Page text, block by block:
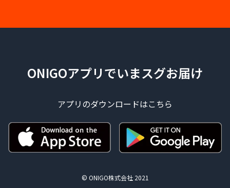
ONIGOアプリでいまスグお届け
アプリのダウンロードはこちら
© ONIGO株式会社 2021